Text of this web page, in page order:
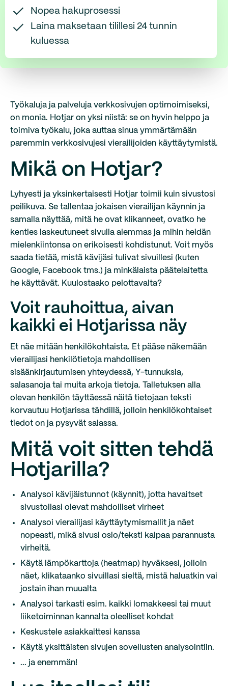
Nopea hakuprosessi
Laina maksetaan tilillesi 24 tunnin
kuluessa
Työkaluja ja palveluja verkkosivujen optimoimiseksi,
on monia. Hotjar on yksi niistä: se on hyvin helppo ja
toimiva työkalu, joka auttaa sinua ymmärtämään
paremmin verkkosivujesi vierailijoiden käyttäytymistä.
Mikä on Hotjar?
Lyhyesti ja yksinkertaisesti Hotjar toimii kuin sivustosi
peilikuva. Se tallentaa jokaisen vierailijan käynnin ja
samalla näyttää, mitä he ovat klikanneet, ovatko he
kenties laskeutuneet sivulla alemmas ja mihin heidän
mielenkiintonsa on erikoisesti kohdistunut. Voit myös
saada tietää, mistä kävijäsi tulivat sivuillesi (kuten
Google, Facebook tms.) ja minkälaista päätelaitetta
he käyttävät. Kuulostaako pelottavalta?
Voit rauhoittua, aivan
kaikki ei Hotjarissa näy
Et näe mitään henkilökohtaista. Et pääse näkemään
vierailijasi henkilötietoja mahdollisen
sisäänkirjautumisen yhteydessä, Y-tunnuksia,
salasanoja tai muita arkoja tietoja. Talletuksen alla
olevan henkilön täyttäessä näitä tietojaan teksti
korvautuu Hotjarissa tähdillä, jolloin henkilökohtaiset
tiedot on ja pysyvät salassa.
Mitä voit sitten tehdä
Hotjarilla?
Analysoi kävijäistunnot (käynnit), jotta havaitset
sivustollasi olevat mahdolliset virheet
Analysoi vierailijasi käyttäytymismallit ja näet
nopeasti, mikä sivusi osio/teksti kaipaa parannusta
virheitä.
Käytä lämpökarttoja (heatmap) hyväksesi, jolloin
näet, klikataanko sivuillasi sieltä, mistä haluatkin vai
jostain ihan muualta
Analysoi tarkasti esim. kaikki lomakkeesi tai muut
liiketoiminnan kannalta oleelliset kohdat
Keskustele asiakkaittesi kanssa
Käytä yksittäisten sivujen sovellusten analysointiin.
... ja enemmän!